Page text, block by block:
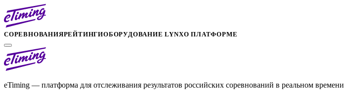
СОРЕВНОВАНИЯРЕЙТИНГИОБОРУДОВАНИЕ LYNXО ПЛАТФОРМЕ
eTiming — платформа для отслеживания результатов российских соревнований в реальном времени